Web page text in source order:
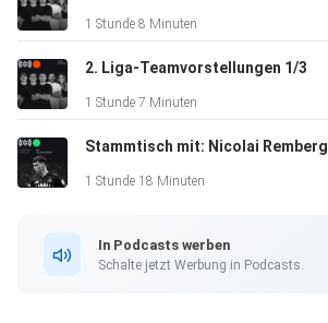
1 Stunde 8 Minuten
2. Liga-Teamvorstellungen 1/3
1 Stunde 7 Minuten
Stammtisch mit: Nicolai Remberg
1 Stunde 18 Minuten
In Podcasts werben
Schalte jetzt Werbung in Podcasts.